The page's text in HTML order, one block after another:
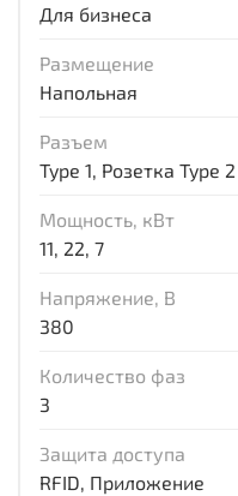
Для бизнеса
Размещение
Напольная
Разъем
Type 1, Розетка Type 2
Мощность, кВт
11, 22, 7
Напряжение, В
380
Количество фаз
3
Защита доступа
RFID, Приложение